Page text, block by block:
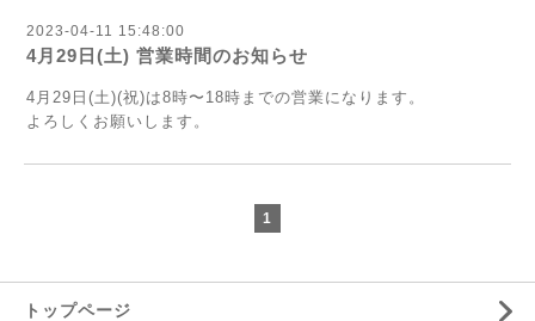
2023-04-11 15:48:00
4月29日(土) 営業時間のお知らせ
4月29日(土)(祝)は8時〜18時までの営業になります。
よろしくお願いします。
1
トップページ